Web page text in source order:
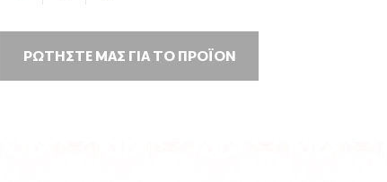
ΡΩΤΗΣΤΕ ΜΑΣ ΓΙΑ ΤΟ ΠΡΟΪΟΝ